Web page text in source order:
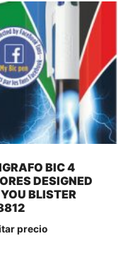
BIC 4
DESIGNED
BLISTER
precio